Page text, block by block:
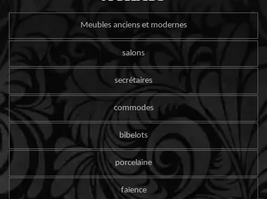
Meubles anciens et modernes
salons
secrétaires
commodes
bibelots
porcelaine
faïence